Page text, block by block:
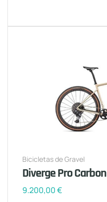
Bicicletas de Gravel
Diverge Pro Carbon
9.200,00€